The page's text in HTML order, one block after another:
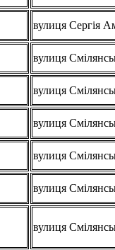
вулиця Сергія
вулиця
вулиця
вулиця
вулиця
вулиця
вулиця